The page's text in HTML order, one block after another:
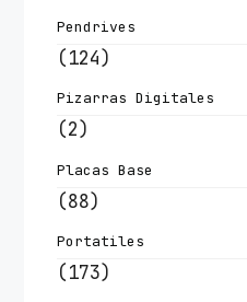
Pendrives
(124)
Pizarras Digitales
(2)
Placas Base
(88)
Portatiles
(173)